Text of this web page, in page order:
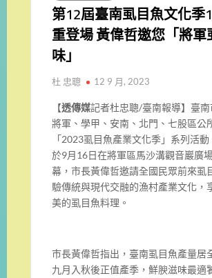
第12屆臺南虱目魚文化季
重登場 黃偉哲邀您「將
味」
杜 忠聰 12 9 月, 2023
【透傳媒記者杜忠聰/臺南報導】臺
將軍、學甲、安南、北門、七股區公
「2023虱目魚產業文化季」系列活
於9月16日在將軍區馬沙溝觀音巖廣
幕，市長黃偉哲邀請全國民眾前來虱
驗傳統與現代交融的漁村產業文化，
美的虱目魚料理。
市長黃偉哲指出，臺南虱目魚產量居
九月入秋後正值產季，鮮腴滋味最適